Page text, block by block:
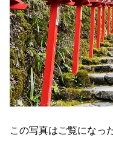
この写真はご覧になっ